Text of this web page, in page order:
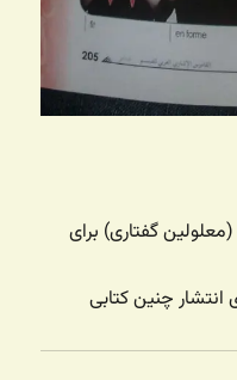
گفتاری) برای
چنین کتابی